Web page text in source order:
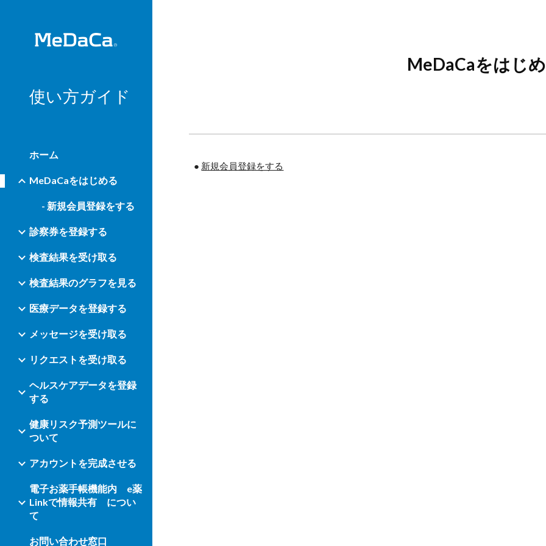
使い方ガイド
ホーム
MeDaCaをはじめる
- 新規会員登録をする
診察券を登録する
検査結果を受け取る
検査結果のグラフを見る
医療データを登録する
メッセージを受け取る
リクエストを受け取る
ヘルスケアデータを登録
する
健康リスク予測ツールに
ついて
アカウントを完成させる
電子お薬手帳機能内 e薬
Linkで情報共有 につい
て
お問い合わせ窓口
MeDaCaをはじ
● 新規会員登録をする